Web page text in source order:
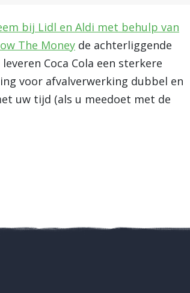
bij Lidl en Aldi met behulp van
The Money de achterliggende
Coca Cola een sterkere
voor afvalverwerking dubbel en
uw tijd (als u meedoet met de